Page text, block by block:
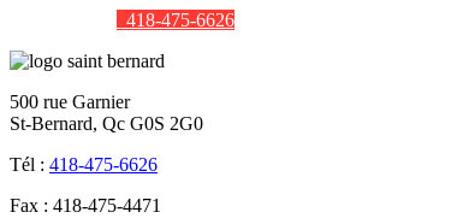
418-475-6626
500 rue Garnier
St-Bernard, Qc G0S 2G0
Tél : 418-475-6626
Fax : 418-475-4471